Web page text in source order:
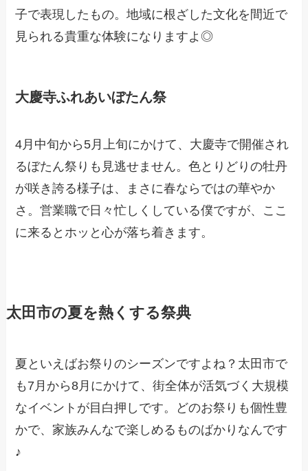
子で表現したもの。地域に根ざした文化を間近で
見られる貴重な体験になりますよ◎
大慶寺ふれあいぼたん祭
4月中旬から5月上旬にかけて、大慶寺で開催され
るぼたん祭りも見逃せません。色とりどりの牡丹
が咲き誇る様子は、まさに春ならではの華やか
さ。営業職で日々忙しくしている僕ですが、ここ
に来るとホッと心が落ち着きます。
太田市の夏を熱くする祭典
夏といえばお祭りのシーズンですよね？太田市で
も7月から8月にかけて、街全体が活気づく大規模
なイベントが目白押しです。どのお祭りも個性豊
かで、家族みんなで楽しめるものばかりなんです
♪